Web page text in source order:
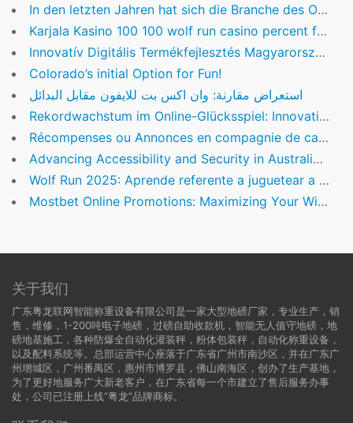
In den letzten Jahren hat sich die Branche des Online-Glücksspiels rasant weiterentwickelt. Fortschr
Karjala Kasino 100 100 wolf run casino percent free revolves no-deposit incentive password
Innovatív Digitális Termékfejlesztés Magyarországon: A Fenntartható Növekedés Útja
Colorado’s initial Option for Fun!
استعراض مقارنة: وان اكس بت للايفون مقابل البدائل
Rekordwachstum im Online-Glücksspiel: Innovationen, Herausforderungen und Zukunftstrends
Récompenses ou Annonces en compagnie de casino du Pactole Roll
Advancing Accessibility and Security in Australian Online Casinos
Wolf Run 2025: Aprende referente a juguetear a la slot space wars pragmatic play Slots PC juegos de PC $ ningún Tanque 2025 de balde en el caso de que nos lo olvidemos con el fin de dinero real acá
Mostbet Online Promotions: Maximizing Your Winnings
关于我们
广东粤龙联网智能称重设备有限公司是一家大型地磅厂家，专业生产，销
售，维修，1-200吨电子地磅，过磅自助收款机，智能无人值守地磅，地
磅地基施工，各种防爆全自动化灌装秤，粉体包装秤，自动化称重设备，
以及配料系统等。总部运营中心座落于广东省广州市南沙区，并在广东广
州增城区，广州番禺区，惠州市博罗县，佛山南海区，创办了生产基地，
为了更好地服务广大新老客户，在广东省每一个市建立了售后服务办事
处，公司已注册上线“粤龙”品牌商标。